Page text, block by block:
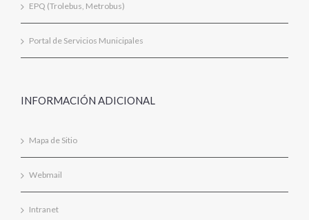
EPQ (Trolebus, Metrobus)
Portal de Servicios Municipales
INFORMACIÓN ADICIONAL
Mapa de Sitio
Webmail
Intranet